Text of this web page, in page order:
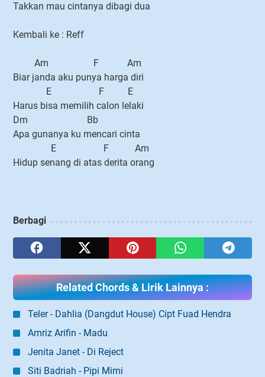
Takkan mau cintanya dibagi dua
Kembali ke : Reff
Am F Am
Biar janda aku punya harga diri
E F E
Harus bisa memilih calon lelaki
Dm Bb
Apa gunanya ku mencari cinta
E F Am
Hidup senang di atas derita orang
Berbagi
Related Chords & Lirik Lainnya :
Teler - Dahlia (Dangdut House) Cipt Fuad Hendra
Amriz Arifin - Madu
Jenita Janet - Di Reject
Siti Badriah - Pipi Mimi